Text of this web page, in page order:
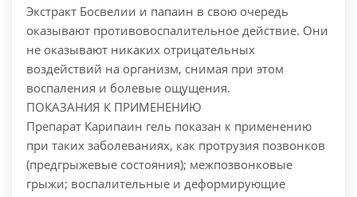
Экстракт Босвелии и папаин в свою очередь
оказывают противовоспалительное действие. Они
не оказывают никаких отрицательных
воздействий на организм, снимая при этом
воспаления и болевые ощущения.
ПОКАЗАНИЯ К ПРИМЕНЕНИЮ
Препарат Карипаин гель показан к применению
при таких заболеваниях, как протрузия позвонков
(предгрыжевые состояния); межпозвонковые
грыжи; воспалительные и деформирующие